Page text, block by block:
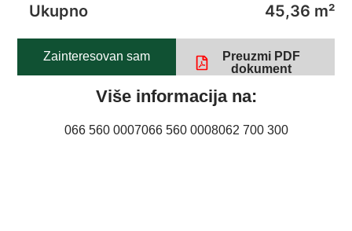
Ukupno 45,36 m²
Zainteresovan sam
Preuzmi PDF
dokument
Više informacija na:
066 560 0007066 560 0008062 700 300